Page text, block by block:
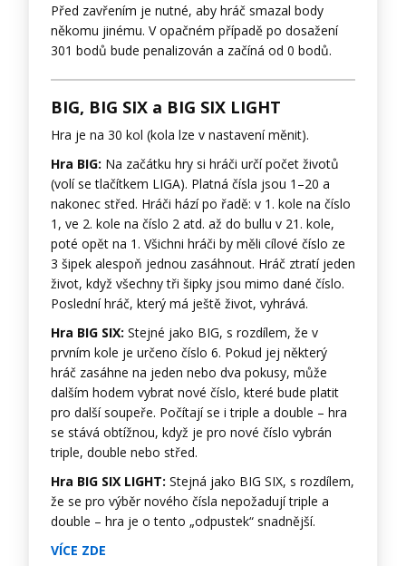
Před zavřením je nutné, aby hráč smazal body
někomu jinému. V opačném případě po dosažení
301 bodů bude penalizován a začíná od 0 bodů.
BIG, BIG SIX a BIG SIX LIGHT
Hra je na 30 kol (kola lze v nastavení měnit).
Hra BIG: Na začátku hry si hráči určí počet životů
(volí se tlačítkem LIGA). Platná čísla jsou 1–20 a
nakonec střed. Hráči hází po řadě: v 1. kole na číslo
1, ve 2. kole na číslo 2 atd. až do bullu v 21. kole,
poté opět na 1. Všichni hráči by měli cílové číslo ze
3 šipek alespoň jednou zasáhnout. Hráč ztratí jeden
život, když všechny tři šipky jsou mimo dané číslo.
Poslední hráč, který má ještě život, vyhrává.
Hra BIG SIX: Stejné jako BIG, s rozdílem, že v
prvním kole je určeno číslo 6. Pokud jej některý
hráč zasáhne na jeden nebo dva pokusy, může
dalším hodem vybrat nové číslo, které bude platit
pro další soupeře. Počítají se i triple a double – hra
se stává obtížnou, když je pro nové číslo vybrán
triple, double nebo střed.
Hra BIG SIX LIGHT: Stejná jako BIG SIX, s rozdílem,
že se pro výběr nového čísla nepožadují triple a
double – hra je o tento „odpustek“ snadnější.
VÍCE ZDE